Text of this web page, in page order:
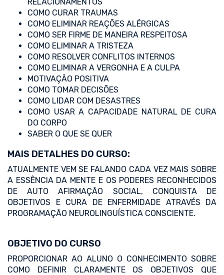
COMO CURAR TRAUMAS
COMO ELIMINAR REAÇÕES ALÉRGICAS
COMO SER FIRME DE MANEIRA RESPEITOSA
COMO ELIMINAR A TRISTEZA
COMO RESOLVER CONFLITOS INTERNOS
COMO ELIMINAR A VERGONHA E A CULPA
MOTIVAÇÃO POSITIVA
COMO TOMAR DECISÕES
COMO LIDAR COM DESASTRES
COMO USAR A CAPACIDADE NATURAL DE CURA
DO CORPO
SABER O QUE SE QUER
MAIS DETALHES DO CURSO:
ATUALMENTE VEM SE FALANDO CADA VEZ MAIS SOBRE
A ESSÊNCIA DA MENTE E OS PODERES RECONHECIDOS
DE AUTO AFIRMAÇÃO SOCIAL, CONQUISTA DE
OBJETIVOS E CURA DE ENFERMIDADE ATRAVÉS DA
PROGRAMAÇÃO NEUROLINGUÍSTICA CONSCIENTE.
OBJETIVO DO CURSO
PROPORCIONAR AO ALUNO O CONHECIMENTO SOBRE
COMO DEFINIR CLARAMENTE OS OBJETIVOS QUE